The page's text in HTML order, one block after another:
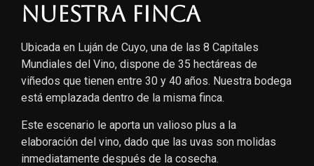
Nuestra finca
Ubicada en Luján de Cuyo, una de las 8 Capitales
Mundiales del Vino, dispone de 35 hectáreas de
viñedos que tienen entre 30 y 40 años. Nuestra bodega
está emplazada dentro de la misma finca.
Este escenario le aporta un valioso plus a la
elaboración del vino, dado que las uvas son molidas
inmediatamente después de la cosecha.